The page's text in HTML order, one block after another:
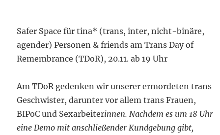
Safer Space für tina* (trans, inter, nicht-binäre,
agender) Personen & friends am Trans Day of
Remembrance (TDoR), 20.11. ab 19 Uhr
Am TDoR gedenken wir unserer ermordeten trans
Geschwister, darunter vor allem trans Frauen,
BIPoC und Sexarbeiterinnen. Nachdem es um 18 Uhr
eine Demo mit anschließender Kundgebung gibt,